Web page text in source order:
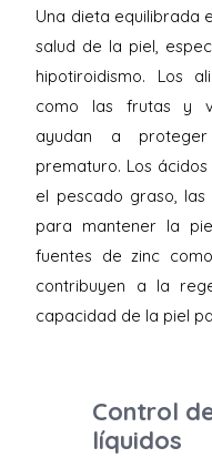
Una dieta equilibrada
salud de la piel,
hipotiroidismo. Los
como las frutas y
ayudan a
prematuro. Los
el pescado graso, las
para mantener la
fuentes de zinc
contribuyen a la
capacidad de la piel
Control
líquidos